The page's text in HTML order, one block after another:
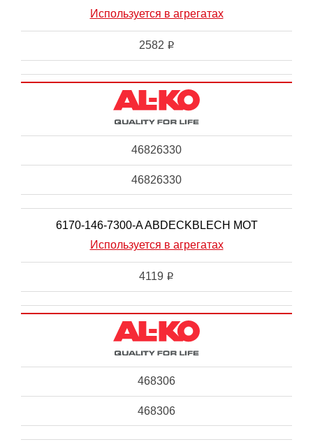
Используется в агрегатах
2582 i
46826330
46826330
6170-146-7300-A ABDECKBLECH MOT
Используется в агрегатах
4119 i
468306
468306